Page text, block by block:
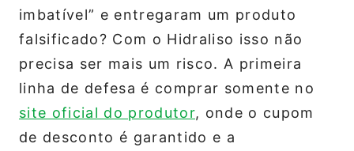
imbatível” e entregaram um produto
falsificado? Com o Hidraliso isso não
precisa ser mais um risco. A primeira
linha de defesa é comprar somente no
site oficial do produtor, onde o cupom
de desconto é garantido e a